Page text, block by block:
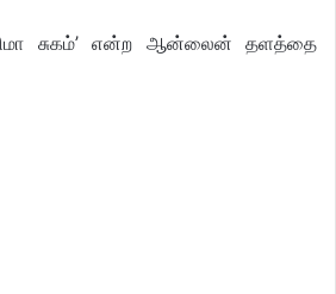
சுகம்’ என்ற ஆன்லைன் தளத்தை